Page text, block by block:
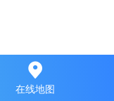
在线地图